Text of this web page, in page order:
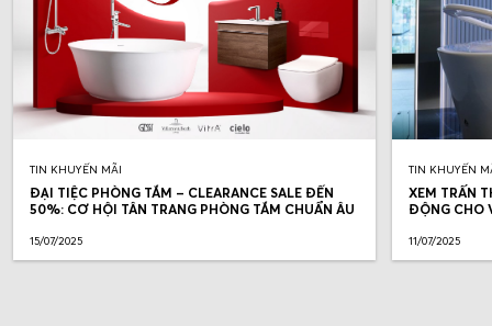
TIN KHUYẾN MÃI
ĐẠI TIỆC PHÒNG TẮM – CLEARANCE SALE ĐẾN
50%: CƠ HỘI TÂN TRANG PHÒNG TẮM CHUẨN ÂU
15/07/2025
TIN KHUYẾN
XEM TRẤN
ĐỘNG CHO
11/07/2025